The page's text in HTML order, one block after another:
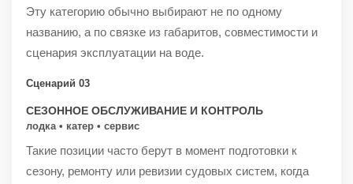
Эту категорию обычно выбирают не по одному
названию, а по связке из габаритов, совместимости и
сценария эксплуатации на воде.
Сценарий 03
СЕЗОННОЕ ОБСЛУЖИВАНИЕ И КОНТРОЛЬ
лодка • катер • сервис
Такие позиции часто берут в момент подготовки к
сезону, ремонту или ревизии судовых систем, когда